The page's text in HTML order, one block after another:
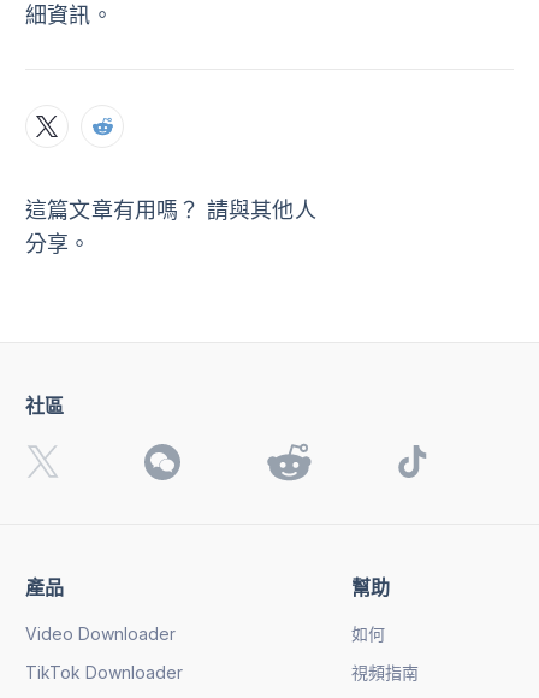
細資訊。
這篇文章有用嗎？ 請與其他人
分享。
產品
Video Downloader
TikTok Downloader
幫助
如何
視頻指南
社區